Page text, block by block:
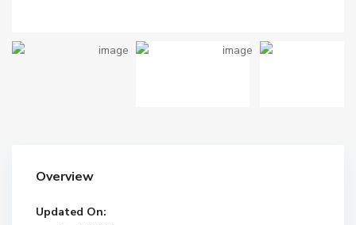
Overview
Updated On: